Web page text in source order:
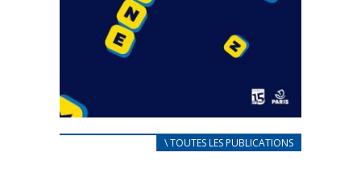
CARNET D’ACCUEIL\ TOUTES LES PUBLICATIONS